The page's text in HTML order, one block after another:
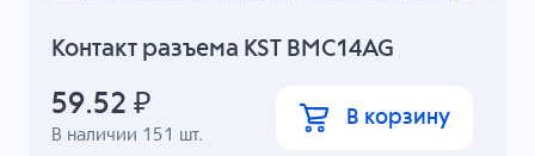
Контакт разъема KST BMC14AG
В наличии 151 шт.
59.52 ₽ В корзину